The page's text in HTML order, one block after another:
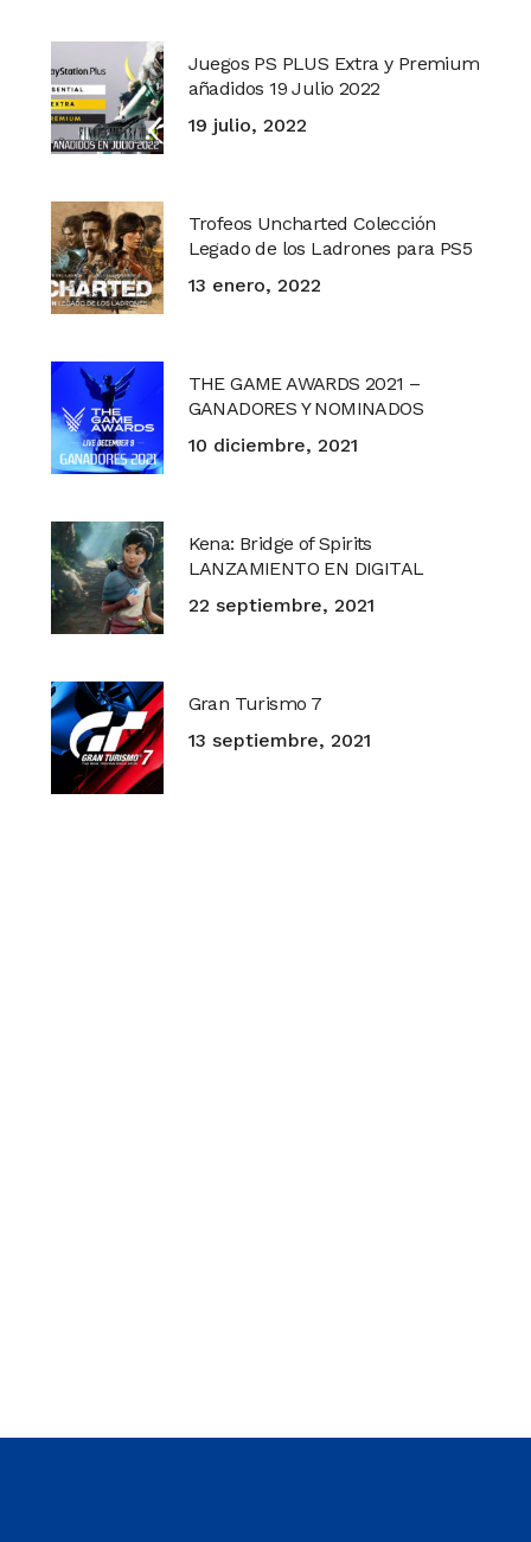
Juegos PS PLUS Extra y Premium
añadidos 19 Julio 2022
19 julio, 2022
Trofeos Uncharted Colección
Legado de los Ladrones para PS5
13 enero, 2022
THE GAME AWARDS 2021 –
GANADORES Y NOMINADOS
10 diciembre, 2021
Kena: Bridge of Spirits
LANZAMIENTO EN DIGITAL
22 septiembre, 2021
Gran Turismo 7
13 septiembre, 2021